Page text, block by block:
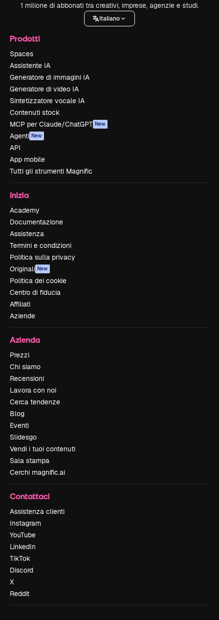
1 milione di abbonati tra creativi, imprese, agenzie e studi.
Italiano
Prodotti
Spaces
Assistente IA
Generatore di immagini IA
Generatore di video IA
Sintetizzatore vocale IA
Contenuti stock
MCP per Claude/ChatGPT New
Agenti New
API
App mobile
Tutti gli strumenti Magnific
Inizia
Academy
Documentazione
Assistenza
Termini e condizioni
Politica sulla privacy
Originali New
Politica dei cookie
Centro di fiducia
Affiliati
Aziende
Azienda
Prezzi
Chi siamo
Recensioni
Lavora con noi
Cerca tendenze
Blog
Eventi
Slidesgo
Vendi i tuoi contenuti
Sala stampa
Cerchi magnific.ai
Contattaci
Assistenza clienti
Instagram
YouTube
LinkedIn
TikTok
Discord
X
Reddit